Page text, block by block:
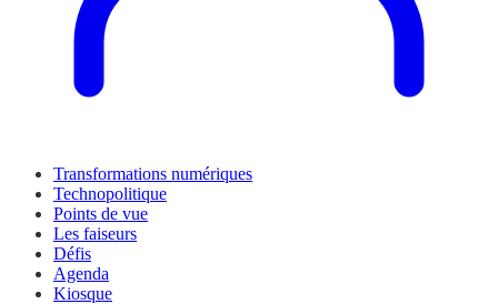
Transformations numériques
Technopolitique
Points de vue
Les faiseurs
Défis
Agenda
Kiosque